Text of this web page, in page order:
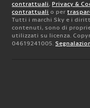
contrattuali, Privacy &
contrattuali o per
Tutti i marchi Sky e i
contenuti, sono di
utilizzati su licenza.
04619241005.